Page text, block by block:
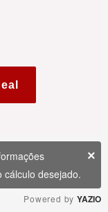
Powered by YAZIO
×
cálculo desejado.